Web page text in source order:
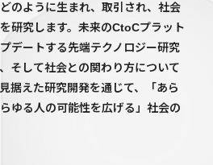
のように生まれ、取引され、社会
研究します。未来のCtoCプラット
デートする先端テクノロジー研究
そして社会との関わり方について
据えた研究開発を通じて、「あら
ゆる人の可能性を広げる」社会の